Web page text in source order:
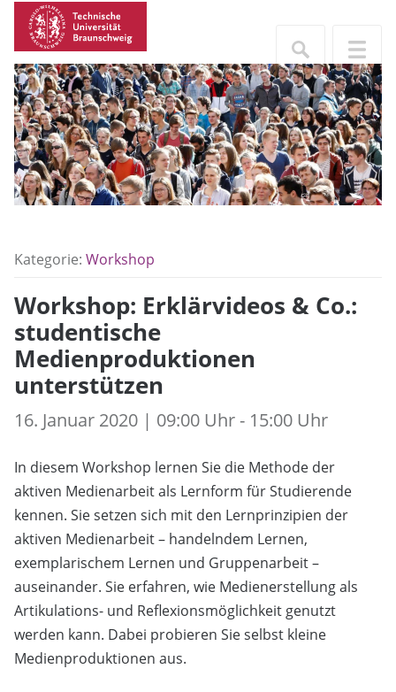
Kategorie: Workshop
Workshop: Erklärvideos & Co.:
studentische
Medienproduktionen
unterstützen
16. Januar 2020 | 09:00 Uhr - 15:00 Uhr
In diesem Workshop lernen Sie die Methode der
aktiven Medienarbeit als Lernform für Studierende
kennen. Sie setzen sich mit den Lernprinzipien der
aktiven Medienarbeit – handelndem Lernen,
exemplarischem Lernen und Gruppenarbeit –
auseinander. Sie erfahren, wie Medienerstellung als
Artikulations- und Reflexionsmöglichkeit genutzt
werden kann. Dabei probieren Sie selbst kleine
Medienproduktionen aus.